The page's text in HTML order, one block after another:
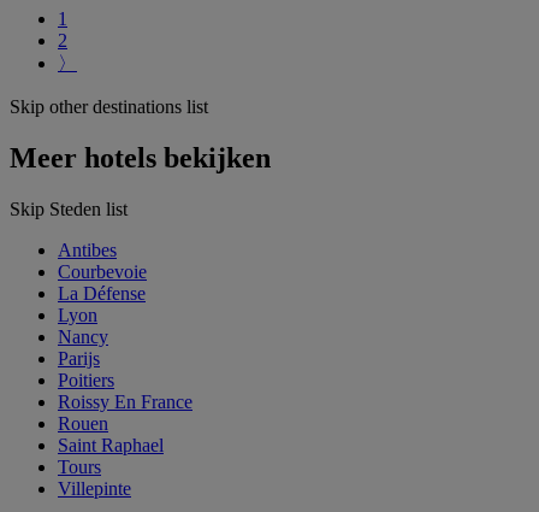
1
2
〉
Skip other destinations list
Meer hotels bekijken
Skip Steden list
Antibes
Courbevoie
La Défense
Lyon
Nancy
Parijs
Poitiers
Roissy En France
Rouen
Saint Raphael
Tours
Villepinte